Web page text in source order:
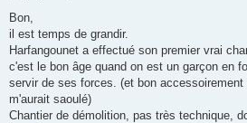
s
a
g
Bon,
il est temps de grandir.
Harfangounet a effectué son premier vrai
c'est le bon âge quand on est un garçon en
servir de ses forces. (et bon
m'aurait saoulé)
Chantier de démolition, pas très technique,